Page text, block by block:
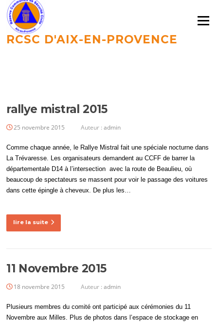
Aller
contenu
RCSC D'AIX-EN-PROVENCE
Menu
rallye mistral 2015
25 novembre 2015 Auteur :admin
Comme chaque année, le Rallye Mistral fait une spéciale nocturne dans
La Trévaresse. Les organisateurs demandent au CCFF de barrer la
départementale D14 à l’intersection avec la route de Beaulieu, où
beaucoup de spectateurs se massent pour voir le passage des voitures
dans cette épingle à cheveux. De plus les…
lire la suite
11 Novembre 2015
18 novembre 2015 Auteur :admin
Plusieurs membres du comité ont participé aux cérémonies du 11
Novembre aux Milles. Plus de photos dans l’espace de stockage en